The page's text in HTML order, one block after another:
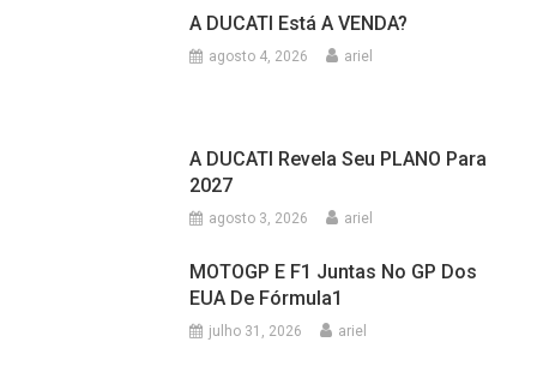
A DUCATI Está A VENDA?
agosto 4, 2026 ariel
A DUCATI Revela Seu PLANO Para
2027
agosto 3, 2026 ariel
MOTOGP E F1 Juntas No GP Dos
EUA De Fórmula1
julho 31, 2026 ariel